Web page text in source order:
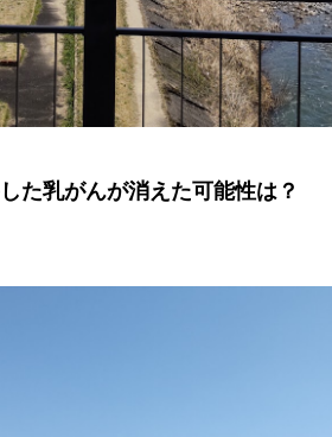
た乳がんが消えた可能性は？